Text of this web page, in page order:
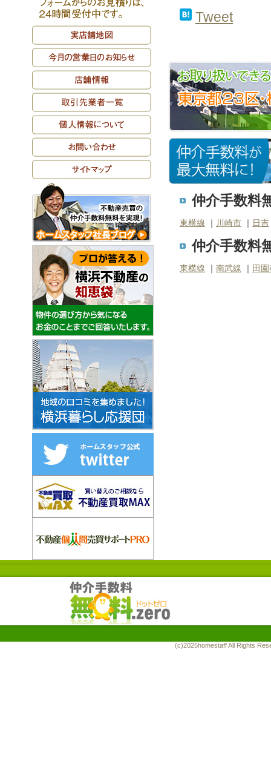
Tweet
仲介手数料
東横線 ｜ 川崎市 ｜ 日吉
仲介手数料
東横線 ｜ 南武線 ｜ 田
(c)2025homestaff All Rights